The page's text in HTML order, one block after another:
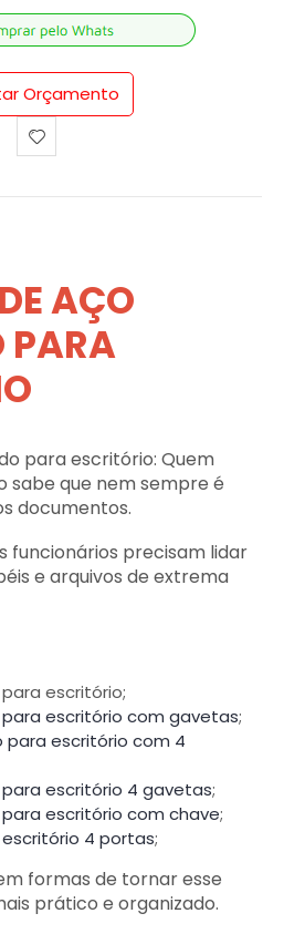
Orçamento
AÇO
PARA
para escritório: Quem
que nem sempre é
documentos.
funcionários precisam lidar
e arquivos de extrema
escritório;
escritório com gavetas;
para escritório com 4
escritório 4 gavetas;
escritório com chave;
4 portas;
formas de tornar esse
prático e organizado.